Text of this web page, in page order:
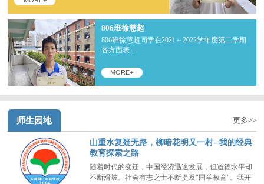
806班徐慧超
806班徐慧超同学在2021～2022学年度第二学期
各方面表...
MORE+
师生园地 更多>>
山重水复疑无路，柳暗花明又一村--我的经典
教育探索之路
随着时代的变迁，中国经济迅速发展，但道德水平却
不断滑坡。社会有志之士不断提及"国学教育"。我开